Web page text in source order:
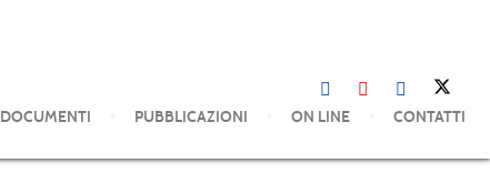
DOCUMENTI PUBBLICAZIONI ON LINE CONTATTI